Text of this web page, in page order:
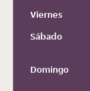
Viernes
Sábado
Domingo